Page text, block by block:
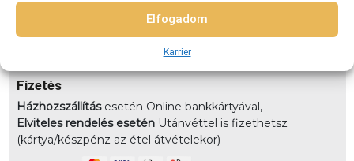
Elfogadom
Karrier
3-4km-közt: 990 4-5,5km közt: 1490 5,5-7km-közt: 1890
7km-8km-ig: 2490 8km-10km-ig: 2990
Rendelésedet kérheted előrendeléssel elvitelre,
Fizetés
Házhozszállításesetén Online bankkártyával,
Elviteles rendelés esetén Utánvéttel is fizethetsz
(kártya/készpénz az étel átvételekor)